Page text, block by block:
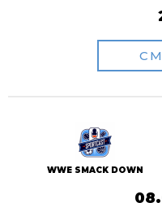
WWE SMACK DOWN